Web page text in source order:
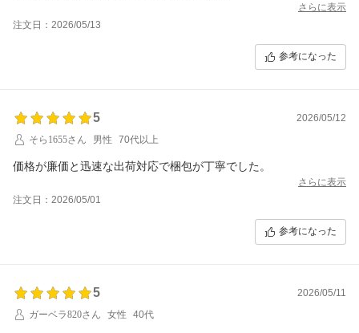
さらに表示
注文日：2026/05/13
参考になった
5
2026/05/12
そら1655さん
男性 70代以上
価格が廉価と迅速な出荷対応で梱包が丁寧でした。
さらに表示
注文日：2026/05/01
参考になった
5
2026/05/11
ガーベラ820さん
女性 40代